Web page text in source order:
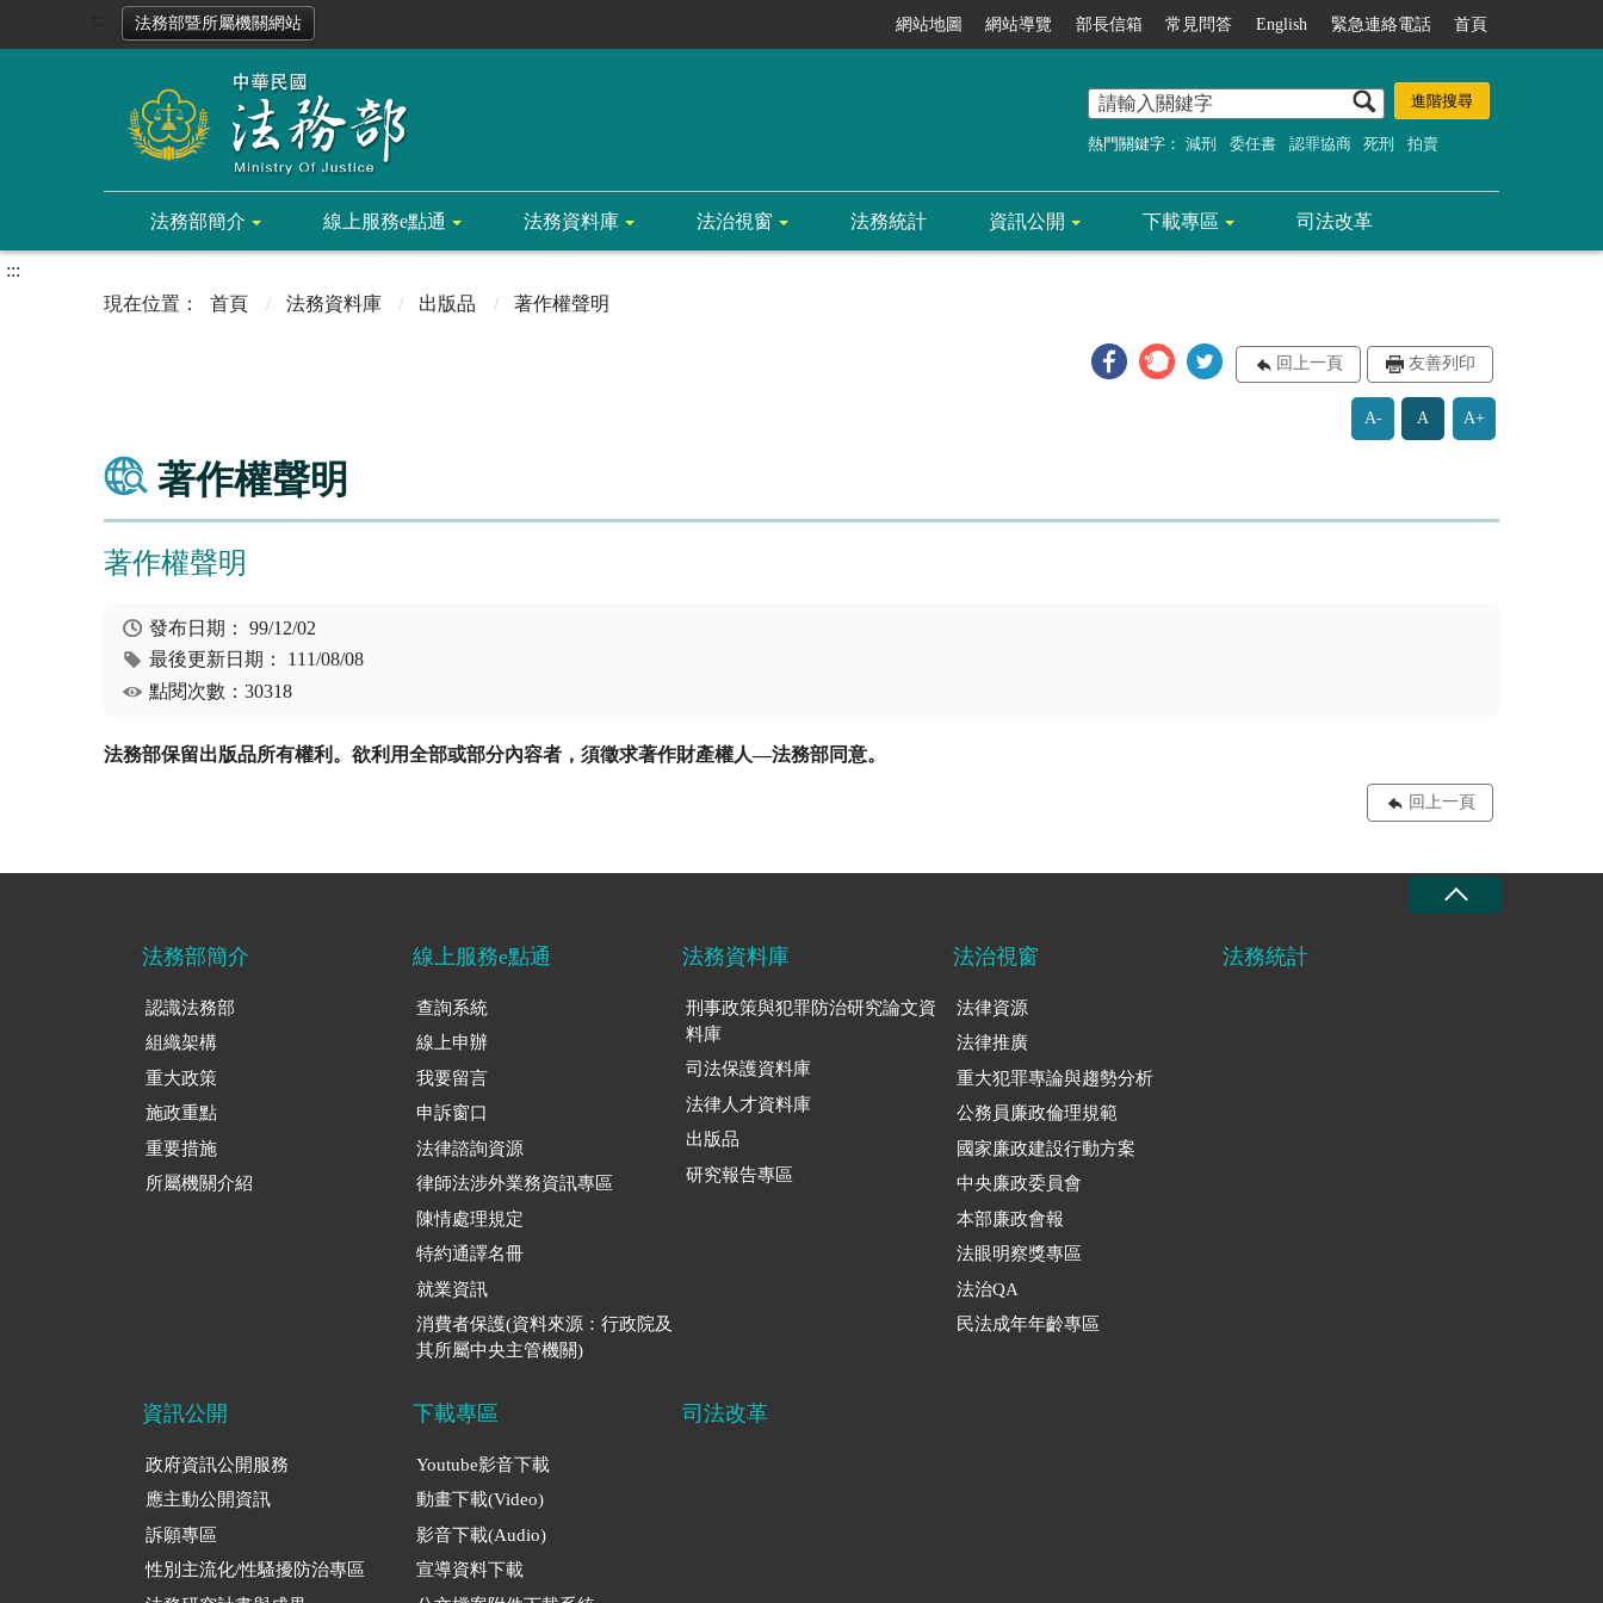
法務部暨所屬機關網站 網站地圖 網站導覽 部長信箱 常見問答 English 緊急連絡電話 首頁
熱門關鍵字： 減刑 委任書 認罪協商 死刑 拍賣
法務部簡介 線上服務e點通 法務資料庫 法治視窗 法務統計 資訊公開 下載專區 司法改革
:::
首頁
法務資料庫 出版品 著作權聲明
回上一頁 友善列印
A- A A+
著作權聲明
著作權聲明
發布日期：99/12/02
最後更新日期： 111/08/08
點閱次數：30318
法務部保留出版品所有權利。欲利用全部或部分內容者，須徵求著作財產權人—法務部同意。
回上一頁
法務部簡介
認識法務部
組織架構
重大政策
施政重點
重要措施
所屬機關介紹
線上服務e點通
查詢系統
線上申辦
我要留言
申訴窗口
法律諮詢資源
律師法涉外業務資訊專區
陳情處理規定
特約通譯名冊
就業資訊
消費者保護(資料來源：行政院及
其所屬中央主管機關)
法務資料庫
刑事政策與犯罪防治研究論文資
料庫
司法保護資料庫
法律人才資料庫
出版品
研究報告專區
法治視窗
法律資源
法律推廣
重大犯罪專論與趨勢分析
公務員廉政倫理規範
國家廉政建設行動方案
中央廉政委員會
本部廉政會報
法眼明察獎專區
法治QA
民法成年年齡專區
法務統計
資訊公開
政府資訊公開服務
應主動公開資訊
訴願專區
性別主流化/性騷擾防治專區
下載專區
Youtube影音下載
動畫下載(Video)
影音下載(Audio)
宣導資料下載
司法改革